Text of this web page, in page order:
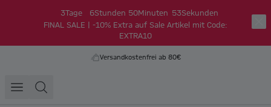
3Tage 6Stunden 50Minuten 53Sekunden
FINAL SALE | -10% Extra auf Sale Artikel mit Code:
EXTRA10
Versandkostenfrei ab 80€